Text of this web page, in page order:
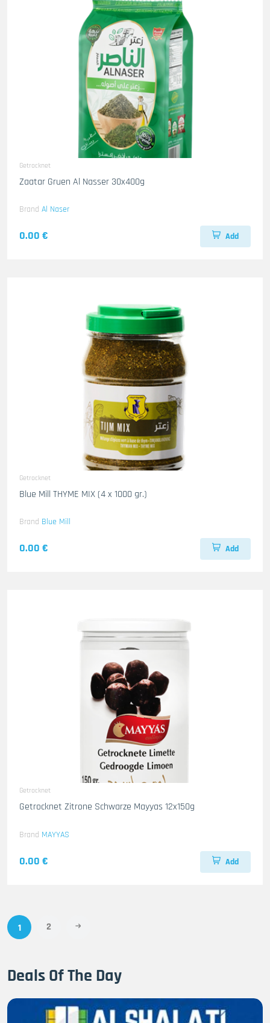
Getrocknet
Zaatar Gruen Al Nasser 30x400g
Brand Al Naser
0.00 € Add
Getrocknet
Blue Mill THYME MIX (4 x 1000 gr.)
Brand Blue Mill
0.00 € Add
Getrocknet
Getrocknet Zitrone Schwarze Mayyas 12x150g
Brand MAYYAS
0.00 € Add
1 2
Deals Of The Day